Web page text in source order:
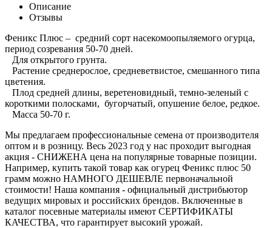
Описание
Отзывы
Феникс Плюс – средний сорт насекомоопыляемого огурца,
период созревания 50-70 дней.
Для открытого грунта.
Растение среднерослое, средневетвистое, смешанного типа
цветения.
Плод средней длины, веретеновидный, темно-зеленый с
короткими полосками, бугорчатый, опушение белое, редкое.
Масса 50-70 г.
Мы предлагаем профессиональные семена от производителя
оптом и в розницу. Весь 2023 год у нас проходит выгодная
акция - СНИЖЕНА цена на популярные товарные позиции.
Например, купить такой товар как огурец Феникс плюс 50
грамм можно НАМНОГО ДЕШЕВЛЕ первоначальной
стоимости! Наша компания - официальный дистрибьютор
ведущих мировых и российских брендов. Включенные в
каталог посевные материалы имеют СЕРТИФИКАТЫ
КАЧЕСТВА, что гарантирует высокий урожай.